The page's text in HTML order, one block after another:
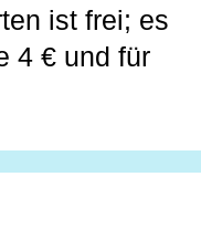
ist frei; es
4 € und für